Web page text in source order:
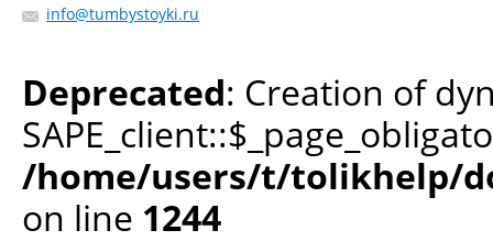
info@tumbystoyki.ru
Deprecated: Creation of
/home/users/t/tolikhelp/
on line 1244